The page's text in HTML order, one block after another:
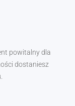
powitalny dla
dostaniesz